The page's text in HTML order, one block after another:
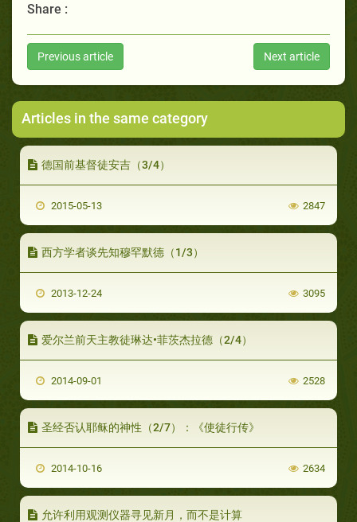
Share :
Previous article Next article
Articles in the same category
德国前基督徒安吉（3/4）
2015-05-13 2847
西方学者谈先知穆罕默德（1/3）
2013-12-24 3095
爱尔兰前天主教徒琳达•菲茨杰拉德（2/4）
2014-09-01 2528
圣经否认耶稣的神性（2/7）：《使徒行传》
2014-10-16 2634
允许利用观测仪器寻见新月，而不是计算